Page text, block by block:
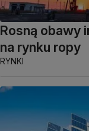
Rosną obawy
na rynku ropy
RYNKI